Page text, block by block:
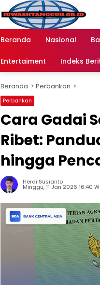
Beranda Nasional
Entertaiment Indeks
Beranda Perbankan
Perbankan
Cara Gadai
Ribet:
hingga
Herdi Susianto
Minggu, 11 Jan 2026 16:40